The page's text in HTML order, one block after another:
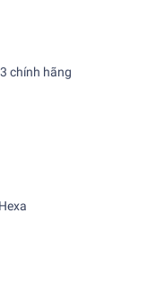
chính hãng